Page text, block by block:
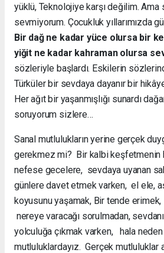
yüklü, Teknolojiye karşı değilim. Ama
sevmiyorum. Çocukluk yıllarımızda
Bir dağ ne kadar yüce olursa bir
yiğit ne kadar kahraman olursa
sözleriyle başlardı. Eskilerin
Türküler bir sevdaya dayanır bir
Her ağıt bir yaşanmışlığı sunardı
soruyorum sizlere…
Sanal mutlulukların yerine gerçek
gerekmez mi? Bir kalbi keşfetmenin
nefese gecelere, sevdaya uyanan
günlere davet etmek varken, el ele,
koyusunu yaşamak, Bir tende
nereye varacağı sorulmadan,
yolculuğa çıkmak varken, hala
mutluluklardayız. Gerçek mutluluklar